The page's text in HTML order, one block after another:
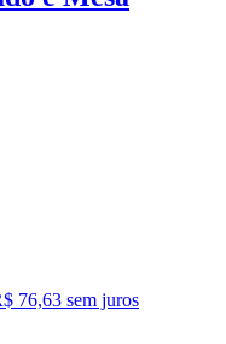
76,63 sem juros